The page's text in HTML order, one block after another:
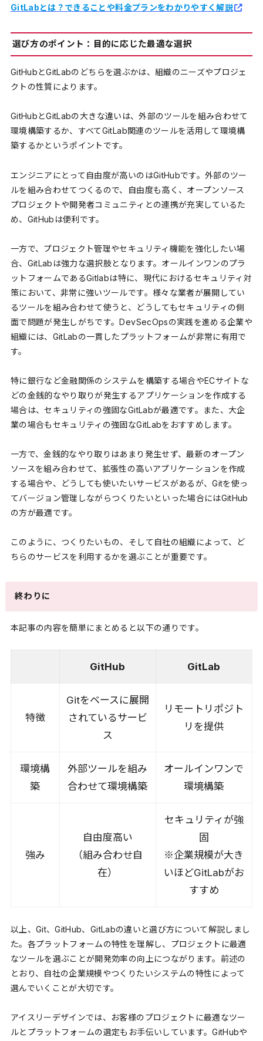
GitLabとは？できることや料金プランをわかりやすく解説
選び方のポイント：目的に応じた最適な選択
GitHubとGitLabのどちらを選ぶかは、組織のニーズやプロジェ
クトの性質によります。
GitHubとGitLabの大きな違いは、外部のツールを組み合わせて
環境構築するか、すべてGitLab関連のツールを活用して環境構
築するかというポイントです。
エンジニアにとって自由度が高いのはGitHubです。外部のツー
ルを組み合わせてつくるので、自由度も高く、オープンソース
プロジェクトや開発者コミュニティとの連携が充実しているた
め、GitHubは便利です。
一方で、プロジェクト管理やセキュリティ機能を強化したい場
合、GitLabは強力な選択肢となります。オールインワンのプラ
ットフォームであるGitlabは特に、現代におけるセキュリティ対
策において、非常に強いツールです。様々な業者が展開してい
るツールを組み合わせて使うと、どうしてもセキュリティの側
面で問題が発生しがちです。DevSecOpsの実践を進める企業や
組織には、GitLabの一貫したプラットフォームが非常に有用で
す。
特に銀行など金融関係のシステムを構築する場合やECサイトな
どの金銭的なやり取りが発生するアプリケーションを作成する
場合は、セキュリティの強固なGitLabが最適です。また、大企
業の場合もセキュリティの強固なGitLabをおすすめします。
一方で、金銭的なやり取りはあまり発生せず、最新のオープン
ソースを組み合わせて、拡張性の高いアプリケーションを作成
する場合や、どうしても使いたいサービスがあるが、Gitを使っ
てバージョン管理しながらつくりたいといった場合にはGitHub
の方が最適です。
このように、つくりたいもの、そして自社の組織によって、ど
ちらのサービスを利用するかを選ぶことが重要です。
終わりに
本記事の内容を簡単にまとめると以下の通りです。
GitHub GitLab
特徴
Gitをベースに展開
されているサービ
ス
リモートリポジト
リを提供
環境構
築
外部ツールを組み
合わせて環境構築
オールインワンで
環境構築
強み
自由度高い
（組み合わせ自
在）
セキュリティが強
固
※企業規模が大き
いほどGitLabがお
すすめ
以上、Git、GitHub、GitLabの違いと選び方について解説しまし
た。各プラットフォームの特性を理解し、プロジェクトに最適
なツールを選ぶことが開発効率の向上につながります。前述の
とおり、自社の企業規模やつくりたいシステムの特性によって
選んでいくことが大切です。
アイスリーデザインでは、お客様のプロジェクトに最適なツー
ルとプラットフォームの選定もお手伝いしています。GitHubや